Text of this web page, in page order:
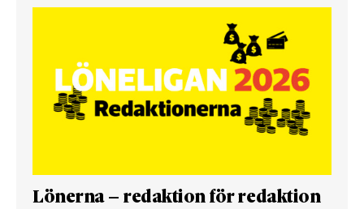
Lönerna – redaktion för redaktion